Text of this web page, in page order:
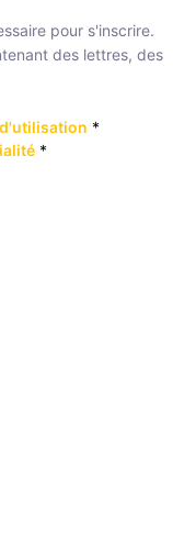
pour s'inscrire.
des lettres, des
*
*